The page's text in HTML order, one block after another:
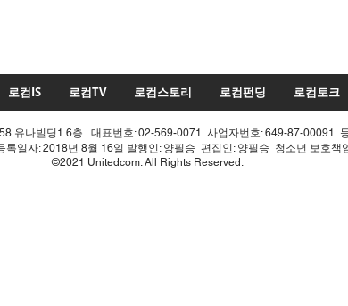
로컴IS 로컴TV 로컴스토리 로컴펀딩 로컴토크
유나빌딩1 6층 대표번호: 02-569-0071 사업자번호: 649-87-00091
록일자: 2018년 8월 16일 발행인: 양필승 편집인: 양필승 청소년 보호
©2021 Unitedcom. All Rights Reserved.